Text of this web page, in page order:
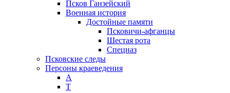
Псков Ганзейский
Военная история
Достойные памяти
Псковичи-афганцы
Шестая рота
Спецназ
Псковские следы
Персоны краеведения
А
T